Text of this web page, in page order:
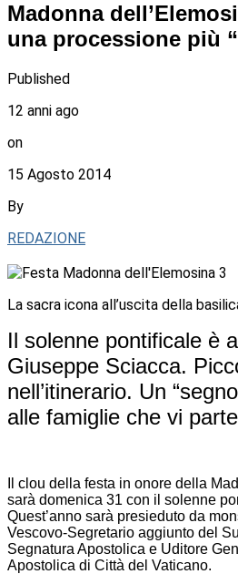
Madonna
una processione più
Published
12 anni ago
on
15 Agosto 2014
By
REDAZIONE
La sacra icona all’uscita della
Il solenne pontificale è
Giuseppe Sciacca.
nell’itinerario. Un
alle famiglie che vi
Il clou della festa in onore della
sarà domenica 31 con il solenne
Quest’anno sarà presieduto da
Vescovo-Segretario aggiunto del
Segnatura Apostolica e Uditore
Apostolica di Città del Vaticano.